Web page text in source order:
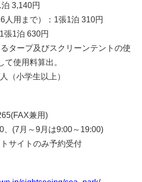
3,140円
人用まで）：1張1泊 310円
張1泊 630円
タープ及びスクリーンテントの使
て使用料算出。
（小学生以上）
兼用)
、(7月～9月は9:00～19:00)
サイトのみ予約受付